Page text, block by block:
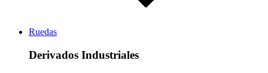
Ruedas
Derivados Industriales